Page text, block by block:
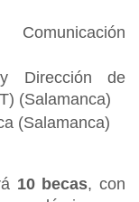
Dirección de
(Salamanca)
(Salamanca)
10 becas, con